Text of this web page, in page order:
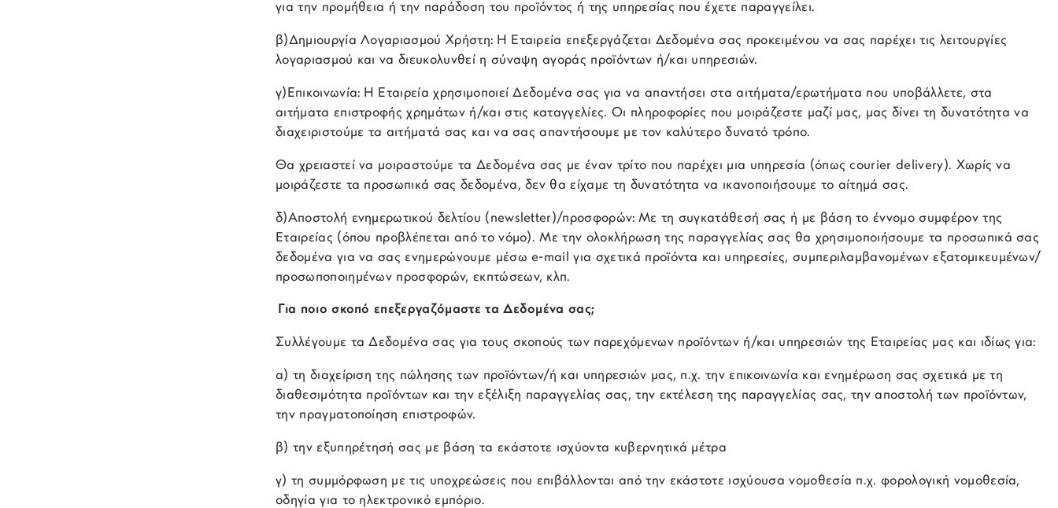
για την προμήθεια ή την παράδοση του προϊόντος ή της υπηρεσίας που έχετε παραγγείλει.
β)Δημιουργία Λογαριασμού Χρήστη: Η Εταιρεία επεξεργάζεται Δεδομένα σας προκειμένου να σας παρέχει τις λειτουργίες
λογαριασμού και να διευκολυνθεί η σύναψη αγοράς προϊόντων ή/και υπηρεσιών.
γ)Επικοινωνία: Η Εταιρεία χρησιμοποιεί Δεδομένα σας για να απαντήσει στα αιτήματα/ερωτήματα που υποβάλλετε, στα
αιτήματα επιστροφής χρημάτων ή/και στις καταγγελίες. Οι πληροφορίες που μοιράζεστε μαζί μας, μας δίνει τη δυνατότητα να
διαχειριστούμε τα αιτήματά σας και να σας απαντήσουμε με τον καλύτερο δυνατό τρόπο.
Θα χρειαστεί να μοιραστούμε τα Δεδομένα σας με έναν τρίτο που παρέχει μια υπηρεσία (όπως courier delivery). Χωρίς να
μοιράζεστε τα προσωπικά σας δεδομένα, δεν θα είχαμε τη δυνατότητα να ικανοποιήσουμε το αίτημά σας.
δ)Αποστολή ενημερωτικού δελτίου (newsletter)/προσφορών: Με τη συγκατάθεσή σας ή με βάση το έννομο συμφέρον της
Εταιρείας (όπου προβλέπεται από το νόμο). Με την ολοκλήρωση της παραγγελίας σας θα χρησιμοποιήσουμε τα προσωπικά σας
δεδομένα για να σας ενημερώνουμε μέσω e-mail για σχετικά προϊόντα και υπηρεσίες, συμπεριλαμβανομένων εξατομικευμένων/
προσωποποιημένων προσφορών, εκπτώσεων, κλπ.
Για ποιο σκοπό επεξεργαζόμαστε τα Δεδομένα σας;
Συλλέγουμε τα Δεδομένα σας για τους σκοπούς των παρεχόμενων προϊόντων ή/και υπηρεσιών της Εταιρείας μας και ιδίως για:
α) τη διαχείριση της πώλησης των προϊόντων/ή και υπηρεσιών μας, π.χ. την επικοινωνία και ενημέρωση σας σχετικά με τη
διαθεσιμότητα προϊόντων και την εξέλιξη παραγγελίας σας, την εκτέλεση της παραγγελίας σας, την αποστολή των προϊόντων,
την πραγματοποίηση επιστροφών.
β) την εξυπηρέτησή σας με βάση τα εκάστοτε ισχύοντα κυβερνητικά μέτρα
γ) τη συμμόρφωση με τις υποχρεώσεις που επιβάλλονται από την εκάστοτε ισχύουσα νομοθεσία π.χ. φορολογική νομοθεσία,
οδηγία για το ηλεκτρονικό εμπόριο.